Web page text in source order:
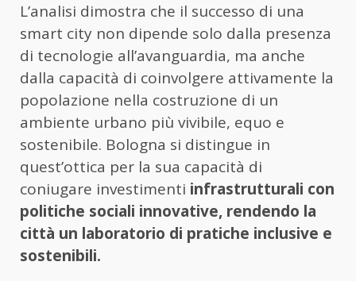
L’analisi dimostra che il successo di una
smart city non dipende solo dalla presenza
di tecnologie all’avanguardia, ma anche
dalla capacità di coinvolgere attivamente la
popolazione nella costruzione di un
ambiente urbano più vivibile, equo e
sostenibile. Bologna si distingue in
quest’ottica per la sua capacità di
coniugare investimenti infrastrutturali con
politiche sociali innovative, rendendo la
città un laboratorio di pratiche inclusive e
sostenibili.